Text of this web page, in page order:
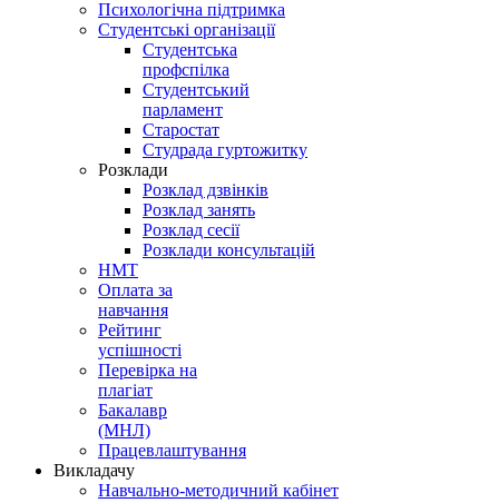
Психологічна підтримка
Студентські організації
Студентська
профспілка
Студентський
парламент
Старостат
Студрада гуртожитку
Розклади
Розклад дзвінків
Розклад занять
Розклад сесії
Розклади консультацій
НМТ
Оплата за
навчання
Рейтинг
успішності
Перевірка на
плагіат
Бакалавр
(МНЛ)
Працевлаштування
Викладачу
Навчально-методичний кабінет